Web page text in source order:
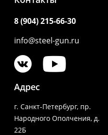
8 (904) 215-66-30
info@steel-gun.ru
Адрес
г. Санкт-Петербург, пр.
Народного Ополчения, д.
22Б